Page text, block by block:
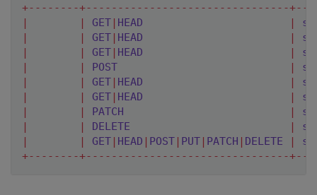
+-- -- -- --+-- -- -- -- -- -- -- -- -- -- -- -- -- -- -- --+--
|
| GET | HEAD |
|
| GET | HEAD |
|
| GET | HEAD |
|
| POST |
|
| GET | HEAD |
|
| GET | HEAD |
|
| PATCH |
|
| DELETE |
|
| GET | HEAD | POST | PUT | PATCH | DELETE |
+-- -- -- --+-- -- -- -- -- -- -- -- -- -- -- -- -- -- -- --+--